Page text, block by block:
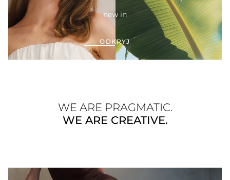
new in
ODKRYJ
WE ARE PRAGMATIC.
WE ARE CREATIVE.